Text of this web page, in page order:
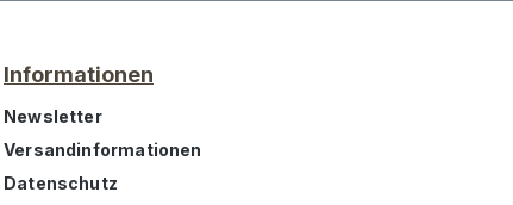
Informationen
Newsletter
Versandinformationen
Datenschutz